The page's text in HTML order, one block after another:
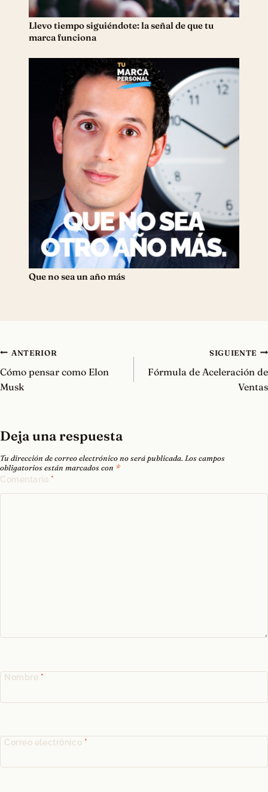
Llevo tiempo siguiéndote: la señal de que tu
marca funciona
Que no sea un año más
Navegación
de
entradas
ANTERIOR
Cómo pensar como Elon
Musk
SIGUIENTE
Fórmula de Aceleración de
Ventas
Deja una respuesta
Tu dirección de correo electrónico no será publicada. Los campos
obligatorios están marcados con *
Comentario *
Nombre *
Correo electrónico *